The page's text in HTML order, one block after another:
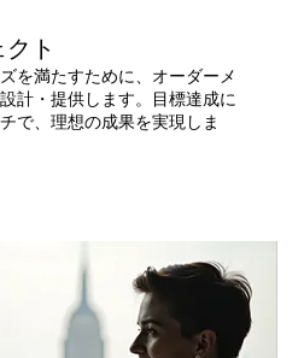
ト
を満たすために、オーダーメ
計・提供します。目標達成に
で、理想の成果を実現しま